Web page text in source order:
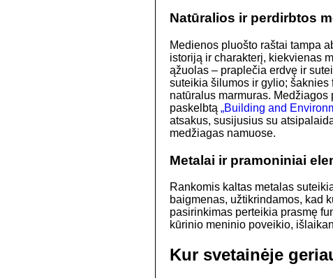
Natūralios ir perdirbtos
Medienos pluošto raštai tampa
istoriją ir charakterį, kiekvienas
ąžuolas – praplečia erdvę ir
suteikia šilumos ir gylio;
natūralus marmuras.
paskelbtą „Building and
atsakus, susijusius su
medžiagas namuose.
Metalai ir pramoniniai
Rankomis kaltas metalas
baigmenas, užtikrindamos, kad
pasirinkimas perteikia prasmę
kūrinio meninio poveikio,
Kur svetainėje